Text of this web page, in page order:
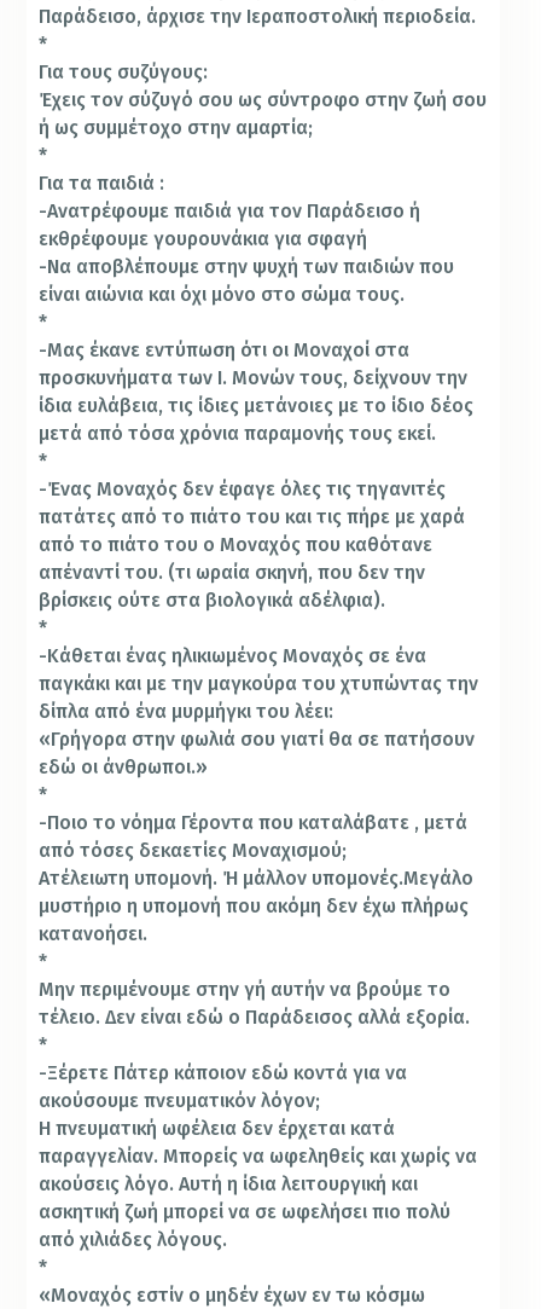
Παράδεισο, άρχισε την Ιεραποστολική περιοδεία.
*
Για τους συζύγους:
Έχεις τον σύζυγό σου ως σύντροφο στην ζωή σου
ή ως συμμέτοχο στην αμαρτία;
*
Για τα παιδιά :
-Ανατρέφουμε παιδιά για τον Παράδεισο ή
εκθρέφουμε γουρουνάκια για σφαγή
-Να αποβλέπουμε στην ψυχή των παιδιών που
είναι αιώνια και όχι μόνο στο σώμα τους.
*
-Μας έκανε εντύπωση ότι οι Μοναχοί στα
προσκυνήματα των Ι. Μονών τους, δείχνουν την
ίδια ευλάβεια, τις ίδιες μετάνοιες με το ίδιο δέος
μετά από τόσα χρόνια παραμονής τους εκεί.
*
-Ένας Μοναχός δεν έφαγε όλες τις τηγανιτές
πατάτες από το πιάτο του και τις πήρε με χαρά
από το πιάτο του ο Μοναχός που καθότανε
απέναντί του. (τι ωραία σκηνή, που δεν την
βρίσκεις ούτε στα βιολογικά αδέλφια).
*
-Κάθεται ένας ηλικιωμένος Μοναχός σε ένα
παγκάκι και με την μαγκούρα του χτυπώντας την
δίπλα από ένα μυρμήγκι του λέει:
«Γρήγορα στην φωλιά σου γιατί θα σε πατήσουν
εδώ οι άνθρωποι.»
*
-Ποιο το νόημα Γέροντα που καταλάβατε , μετά
από τόσες δεκαετίες Μοναχισμού;
Ατέλειωτη υπομονή. Ή μάλλον υπομονές.Μεγάλο
μυστήριο η υπομονή που ακόμη δεν έχω πλήρως
κατανοήσει.
*
Μην περιμένουμε στην γή αυτήν να βρούμε το
τέλειο. Δεν είναι εδώ ο Παράδεισος αλλά εξορία.
*
-Ξέρετε Πάτερ κάποιον εδώ κοντά για να
ακούσουμε πνευματικόν λόγον;
Η πνευματική ωφέλεια δεν έρχεται κατά
παραγγελίαν. Μπορείς να ωφεληθείς και χωρίς να
ακούσεις λόγο. Αυτή η ίδια λειτουργική και
ασκητική ζωή μπορεί να σε ωφελήσει πιο πολύ
από χιλιάδες λόγους.
*
«Μοναχός εστίν ο μηδέν έχων εν τω κόσμω